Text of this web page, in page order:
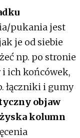
pukania jest
je od siebie
np. po stronie
ich końcówek,
łączniki i gumy
objaw
kolumn